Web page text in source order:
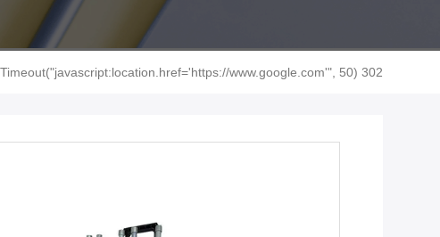
302 setTimeout("javascript:location.href='https://www.google.com'", 50);